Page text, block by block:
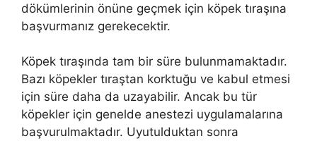
dökümlerinin önüne geçmek için köpek tıraşına
başvurmanız gerekecektir.
Köpek tıraşında tam bir süre bulunmamaktadır.
Bazı köpekler tıraştan korktuğu ve kabul etmesi
için süre daha da uzayabilir. Ancak bu tür
köpekler için genelde anestezi uygulamalarına
başvurulmaktadır. Uyutulduktan sonra